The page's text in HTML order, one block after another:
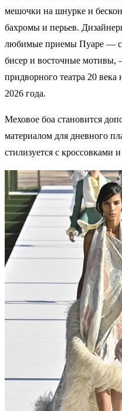
мешочки на шнурке и
бахромы и перьев.
любимые приемы Пуаре —
бисер и восточные мотивы,
придворного театра 20 века
2026 года.
Меховое боа становится
материалом для дневного
стилизуется с кроссовками